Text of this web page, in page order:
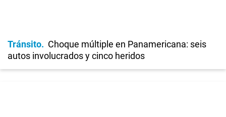
Tránsito
Choque múltiple en Panamericana: seis
autos involucrados y cinco heridos